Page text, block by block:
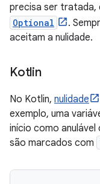
precisa ser tratada,
Optional
.
aceitam a nulidade.
Kotlin
No Kotlin, nulidade
exemplo, uma
início como anulável
são marcados com